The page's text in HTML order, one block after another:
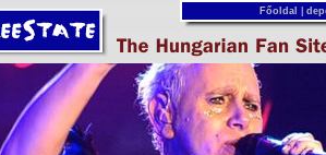
Főoldal